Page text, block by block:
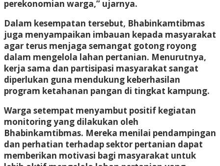
perekonomian warga,” ujarnya.
Dalam kesempatan tersebut, Bhabinkamtibmas
juga menyampaikan imbauan kepada masyarakat
agar terus menjaga semangat gotong royong
dalam mengelola lahan pertanian. Menurutnya,
kerja sama dan partisipasi masyarakat sangat
diperlukan guna mendukung keberhasilan
program ketahanan pangan di tingkat kampung.
Warga setempat menyambut positif kegiatan
monitoring yang dilakukan oleh
Bhabinkamtibmas. Mereka menilai pendampingan
dan perhatian terhadap sektor pertanian dapat
memberikan motivasi bagi masyarakat untuk